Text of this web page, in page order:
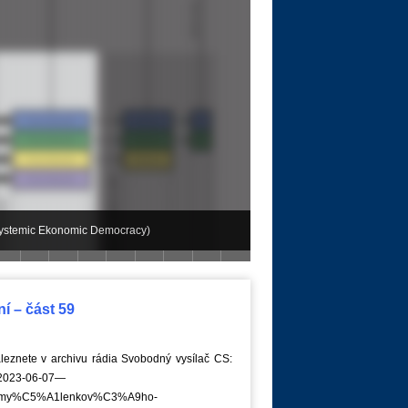
Ekonomic Democracy)
| AtényIII | Z-Day 2015 | Berlin
– část 59
v archivu rádia Svobodný vysílač CS:
06-07—